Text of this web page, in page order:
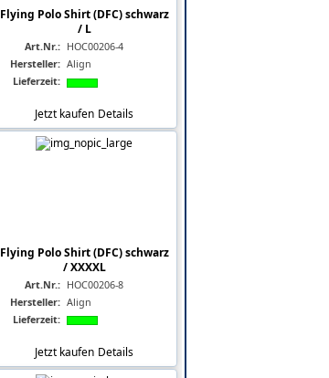
Flying Polo Shirt (DFC) schwarz
/ L
Art.Nr.: HOC00206-4
Hersteller: Align
Lieferzeit:
Jetzt kaufen Details
Flying Polo Shirt (DFC) schwarz
/ XXXXL
Art.Nr.: HOC00206-8
Hersteller: Align
Lieferzeit:
Jetzt kaufen Details